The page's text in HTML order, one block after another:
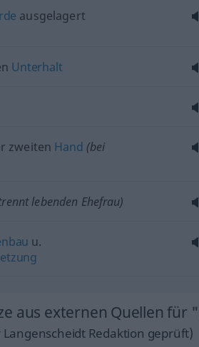
ausgelagert
Unterhalt
zweiten Hand (bei
lebenden Ehefrau)
u.
aus externen Quellen für
Redaktion geprüft)